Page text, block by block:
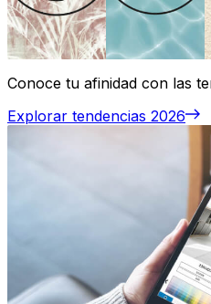
Conoce tu afinidad con las
Explorar tendencias 2026